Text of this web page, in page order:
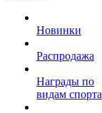
Новинки
Распродажа
Награды по
видам спорта